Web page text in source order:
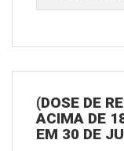
(DOSE DE
ACIMA DE
EM 30 DE